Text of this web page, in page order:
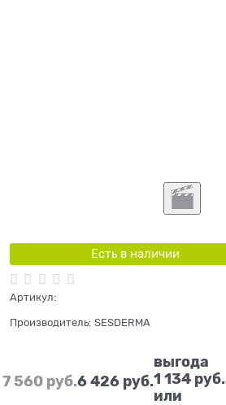
Есть в наличии
Артикул:
Производитель: SESDERMA
7 560 руб.6 426 руб.
выгода
1 134 руб.
или